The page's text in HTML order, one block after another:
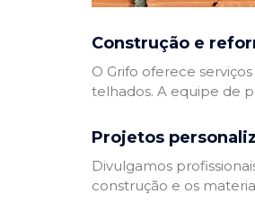
Construção e
O Grifo oferece
telhados. A equipe de
Projetos
Divulgamos
construção e os